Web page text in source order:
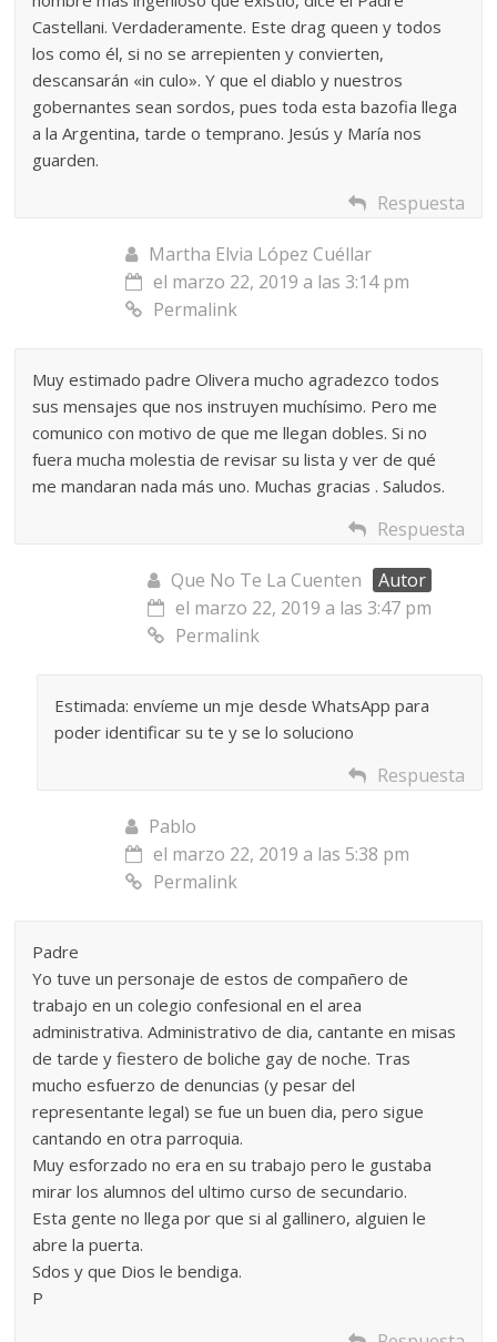
Castellani. Verdaderamente. Este drag queen y todos
los como él, si no se arrepienten y convierten,
descansarán «in culo». Y que el diablo y nuestros
gobernantes sean sordos, pues toda esta bazofia llega
a la Argentina, tarde o temprano. Jesús y María nos
guarden.
Respuesta
Martha Elvia López Cuéllar
el marzo 22, 2019 a las 3:14 pm
Permalink
Muy estimado padre Olivera mucho agradezco todos
sus mensajes que nos instruyen muchísimo. Pero me
comunico con motivo de que me llegan dobles. Si no
fuera mucha molestia de revisar su lista y ver de qué
me mandaran nada más uno. Muchas gracias . Saludos.
Respuesta
Que No Te La Cuenten
Autor
el marzo 22, 2019 a las 3:47 pm
Permalink
Estimada: envíeme un mje desde WhatsApp para
poder identificar su te y se lo soluciono
Respuesta
Pablo
el marzo 22, 2019 a las 5:38 pm
Permalink
Padre
Yo tuve un personaje de estos de compañero de
trabajo en un colegio confesional en el area
administrativa. Administrativo de dia, cantante en misas
de tarde y fiestero de boliche gay de noche. Tras
mucho esfuerzo de denuncias (y pesar del
representante legal) se fue un buen dia, pero sigue
cantando en otra parroquia.
Muy esforzado no era en su trabajo pero le gustaba
mirar los alumnos del ultimo curso de secundario.
Esta gente no llega por que si al gallinero, alguien le
abre la puerta.
Sdos y que Dios le bendiga.
P